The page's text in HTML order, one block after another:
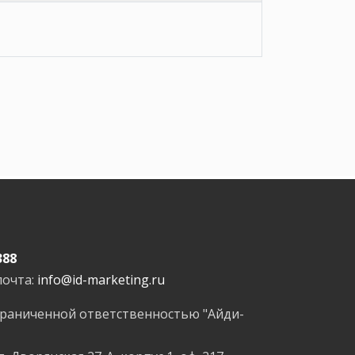
info@id-marketing.ru
ответственностью "Айди-